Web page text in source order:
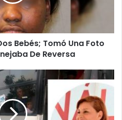
Bebés; Tomó Una Foto
De Reversa